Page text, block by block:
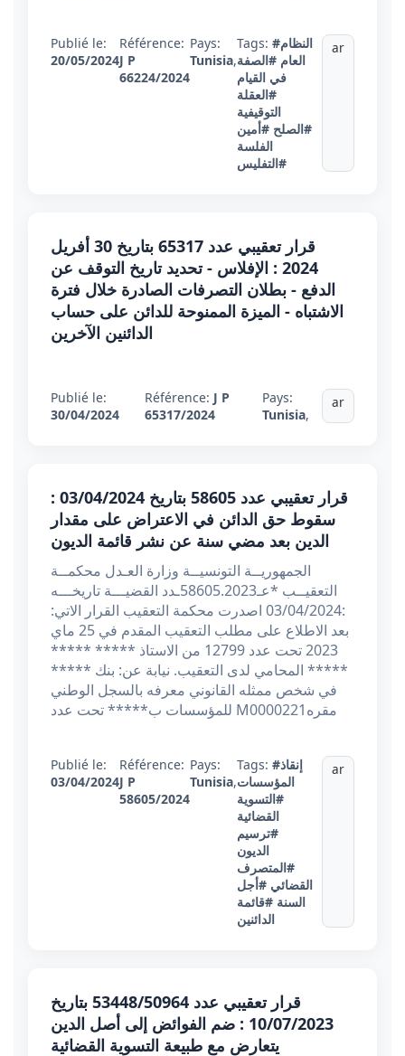
Publié le:
20/05/2024
Référence:
J P
66224/2024
Pays:
Tunisia,
Tags: #النظام
العام #الصفة
في القيام
#العقلة
التوقيفية
#الصلح #أمين
الفلسة
#التفليس
ar
قرار تعقيبي عدد 65317 بتاريخ 30 أفريل
2024 : الإفلاس - تحديد تاريخ التوقف عن
الدفع - بطلان التصرفات الصادرة خلال فترة
الاشتباه - الميزة الممنوحة للدائن على حساب
الدائنين الآخرين
Publié le:
30/04/2024
Référence: J P
65317/2024
Pays:
Tunisia,
ar
قرار تعقيبي عدد 58605 بتاريخ 03/04/2024 :
سقوط حق الدائن في الاعتراض على مقدار
الدين بعد مضي سنة عن نشر قائمة الديون
الجمهوريــة التونسيــة وزارة العـدل محكمــة
التعقيــب *عـ58605.2023ـدد القضيـــة تاريخـــه
:03/04/2024 اصدرت محكمة التعقيب القرار الاتي:
بعد الاطلاع على مطلب التعقيب المقدم في 25 ماي
2023 تحت عدد 12799 من الاستاذ ***** *****
***** المحامي لدى التعقيب. نيابة عن: بنك *****
في شخص ممثله القانوني معرفه بالسجل الوطني
للمؤسسات ب***** تحت عدد M0000221مقره
Publié le:
03/04/2024
Référence:
J P
58605/2024
Pays:
Tunisia,
Tags: #إنقاذ
المؤسسات
#التسوية
القضائية
#ترسيم
الديون
#المتصرف
القضائي #أجل
السنة #قائمة
الدائنين
ar
قرار تعقيبي عدد 53448/50964 بتاريخ
10/07/2023 : ضم الفوائض إلى أصل الدين
يتعارض مع طبيعة التسوية القضائية